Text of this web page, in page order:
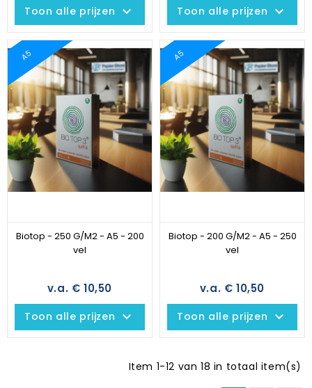
Toon alle prijzen keyboard_arrow_down Toon alle prijzen keyboard_arrow_down
A5
Biotop - 250 G/M2 - A5 - 200
vel
v.a. € 10,50
Toon alle prijzen keyboard_arrow_down
A5
Biotop - 200 G/M2 - A5 - 250
vel
v.a. € 10,50
Toon alle prijzen keyboard_arrow_down
Item 1-12 van 18 in totaal item(s)